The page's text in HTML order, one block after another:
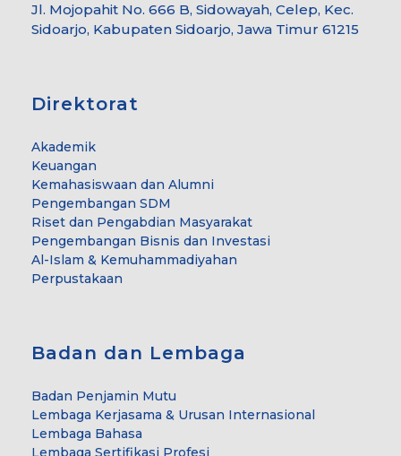
Jl. Mojopahit No. 666 B, Sidowayah, Celep, Kec.
Sidoarjo, Kabupaten Sidoarjo, Jawa Timur 61215
Direktorat
Akademik
Keuangan
Kemahasiswaan dan Alumni
Pengembangan SDM
Riset dan Pengabdian Masyarakat
Pengembangan Bisnis dan Investasi
Al-Islam & Kemuhammadiyahan
Perpustakaan
Badan dan Lembaga
Badan Penjamin Mutu
Lembaga Kerjasama & Urusan Internasional
Lembaga Bahasa
Lembaga Sertifikasi Profesi